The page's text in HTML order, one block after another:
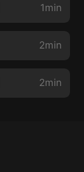
1min
2min
2min